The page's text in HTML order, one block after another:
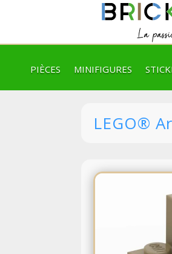
PIÈCES MINIFIGURES
LEGO®